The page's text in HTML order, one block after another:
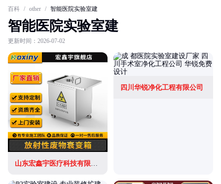
百科 / other / 智能医院实验室建
智能医院实验室建
更新时间：2026-07-02
山东宏鑫宇医疗科技有限公司
四川华锐净化工程有限公司